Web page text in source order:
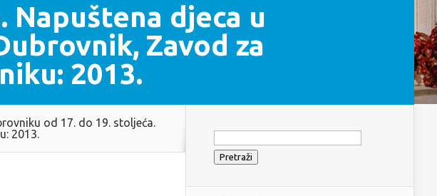
Napuštena djeca u
Zavod za
2013.
od 17. do 19. stoljeća.
2013.
Pretraži: